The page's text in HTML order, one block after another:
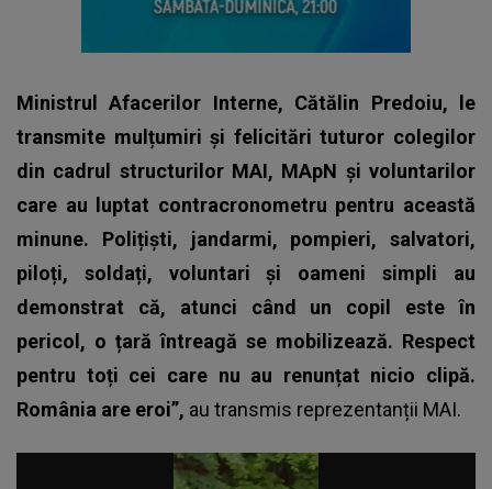
Ministrul Afacerilor Interne, Cătălin Predoiu, le
transmite mulțumiri și felicitări tuturor colegilor
din cadrul structurilor MAI, MApN și voluntarilor
care au luptat contracronometru pentru această
minune. Polițiști, jandarmi, pompieri, salvatori,
piloți, soldați, voluntari și oameni simpli au
demonstrat că, atunci când un copil este în
pericol, o țară întreagă se mobilizează. Respect
pentru toți cei care nu au renunțat nicio clipă.
România are eroi”, au transmis reprezentanții MAI.